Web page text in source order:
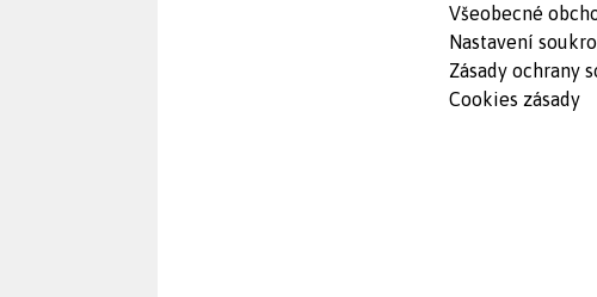
Všeobecné
Nastavení
Zásady ochrany
Cookies zásady